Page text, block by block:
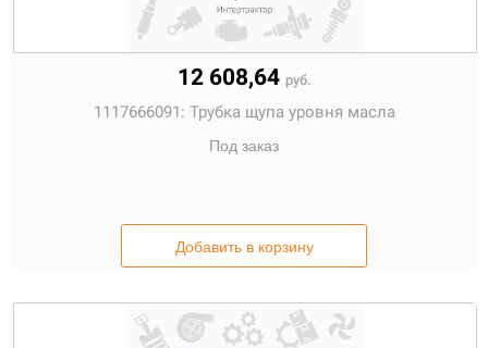
12 608,64 руб.
1117666091: Трубка щупа уровня масла
Под заказ
Добавить в корзину